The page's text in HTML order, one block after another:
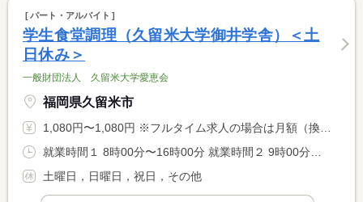
パート・アルバイト
学生食堂調理（久留米大学御井学舎）＜土
日休み＞
一般財団法人 久留米大学愛恵会
福岡県久留米市
1,080円〜1,080円 ※フルタイム求人の場合は月額（換算額）、パート求人の場合は時間額を表示しています。
土曜日，日曜日，祝日，その他